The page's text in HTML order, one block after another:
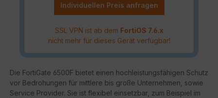
Individuellen Preis anfragen
SSL VPN ist ab dem FortiOS 7.6.x
nicht mehr für dieses Gerät verfügbar!
Die FortiGate 6500F bietet einen hochleistungsfähigen Schutz
vor Bedrohungen für mittlere bis große Unternehmen, sowie
Service Provider. Sie ist flexibel einsetzbar, zum Beispiel im